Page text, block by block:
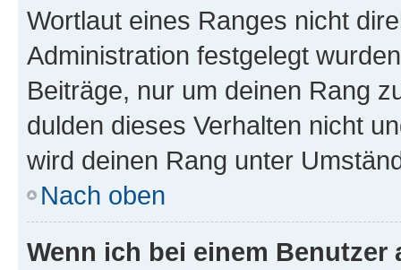
Wortlaut eines Ranges nicht
Administration festgelegt
Beiträge, nur um deinen Rang
dulden dieses Verhalten nicht
wird deinen Rang unter
Nach oben
Wenn ich bei einem